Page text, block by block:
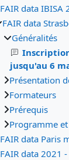
FAIR data IBISA
FAIR data
Généralités
jusqu'au 6
Présentation
Formateurs
Prérequis
Programme
FAIR data Paris
FAIR data 2021